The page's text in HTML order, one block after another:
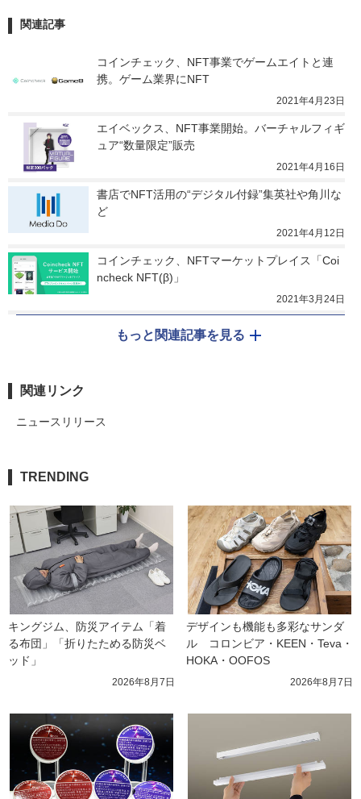
関連記事
コインチェック、NFT事業でゲームエイトと連
携。ゲーム業界にNFT
2021年4月23日
エイベックス、NFT事業開始。バーチャルフィギ
ュア“数量限定”販売
2021年4月16日
書店でNFT活用の“デジタル付録”集英社や角川な
ど
2021年4月12日
コインチェック、NFTマーケットプレイス「Coi
ncheck NFT(β)」
2021年3月24日
もっと関連記事を見る
関連リンク
ニュースリリース
TRENDING
キングジム、防災アイテム「着
る布団」「折りたためる防災ベ
ッド」
2026年8月7日
デザインも機能も多彩なサンダ
ル　コロンビア・KEEN・Teva・
HOKA・OOFOS
2026年8月7日